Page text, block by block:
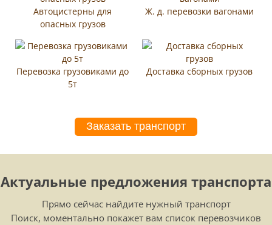
Автоцистерны для
опасных грузов
Ж. д. перевозки вагонами
Перевозка грузовиками до
5т
Доставка сборных грузов
Заказать транспорт
Актуальные предложения транспорта
Прямо сейчас найдите нужный транспорт
Поиск, моментально покажет вам список перевозчиков